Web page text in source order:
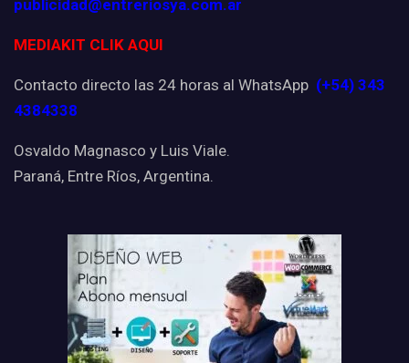
publicidad@entreriosya.com.ar
MEDIAKIT CLIK AQUI
Contacto directo las 24 horas al WhatsApp (+54) 343
4384338
Osvaldo Magnasco y Luis Viale.
Paraná, Entre Ríos, Argentina.